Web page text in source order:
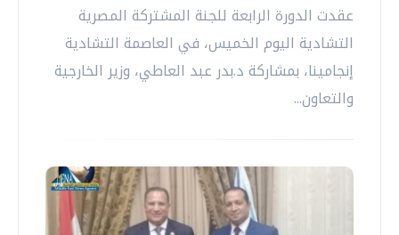
عقدت الدورة الرابعة للجنة المشتركة المصرية
التشادية اليوم الخميس، في العاصمة التشادية
إنجامينا، بمشاركة د.بدر عبد العاطي، وزير الخارجية
والتعاون...